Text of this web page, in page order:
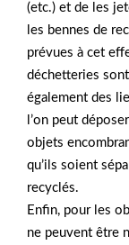
(etc.) et de les
les bennes de
prévues à cet
déchetteries sont
également des
l’on peut
objets
qu’ils soient
recyclés.
Enfin, pour les
ne peuvent être